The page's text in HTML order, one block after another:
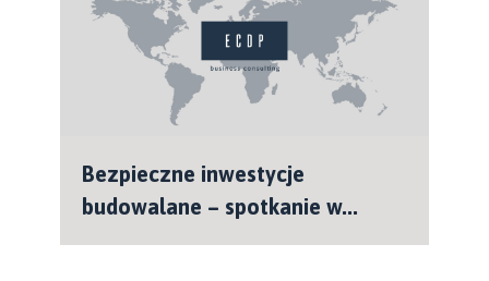
Bezpieczne inwestycje
budowalane – spotkanie w...